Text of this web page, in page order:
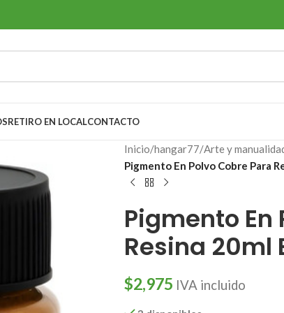
RETIRO EN LOCALCONTACTO
Inicio/hangar77/Arte y
Pigmento En Polvo Cobre Para
Pigmento En
Resina 20ml
$2,975 IVA incluido